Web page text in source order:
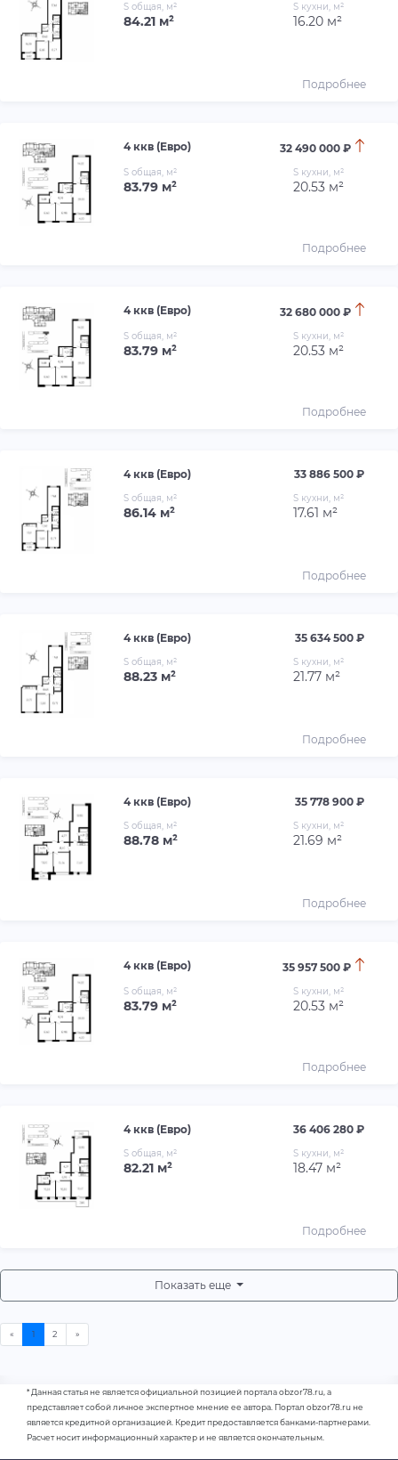
S общая, м²
84.21 м²
S кухни, м²
16.20 м²
Подробнее
4 ккв (Евро) 32 490 000 ₽
S общая, м²
83.79 м²
S кухни, м²
20.53 м²
Подробнее
4 ккв (Евро) 32 680 000 ₽
S общая, м²
83.79 м²
S кухни, м²
20.53 м²
Подробнее
4 ккв (Евро) 33 886 500 ₽
S общая, м²
86.14 м²
S кухни, м²
17.61 м²
Подробнее
4 ккв (Евро) 35 634 500 ₽
S общая, м²
88.23 м²
S кухни, м²
21.77 м²
Подробнее
4 ккв (Евро) 35 778 900 ₽
S общая, м²
88.78 м²
S кухни, м²
21.69 м²
Подробнее
4 ккв (Евро) 35 957 500 ₽
S общая, м²
83.79 м²
S кухни, м²
20.53 м²
Подробнее
4 ккв (Евро) 36 406 280 ₽
S общая, м²
82.21 м²
S кухни, м²
18.47 м²
Подробнее
Показать еще
* Данная статья не является официальной позицией портала obzor78.ru, а
представляет собой личное экспертное мнение ее автора. Портал obzor78.ru не
является кредитной организацией. Кредит предоставляется банками-партнерами.
Расчет носит информационный характер и не является окончательным.